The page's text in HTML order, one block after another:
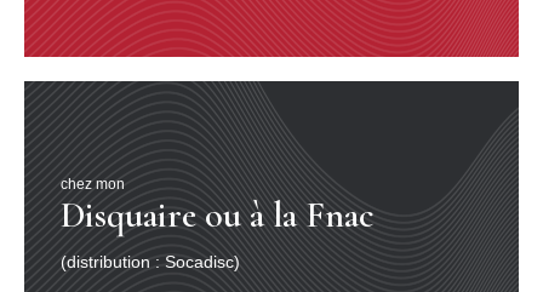
chez mon
Disquaire ou à la Fnac
(distribution : Socadisc)